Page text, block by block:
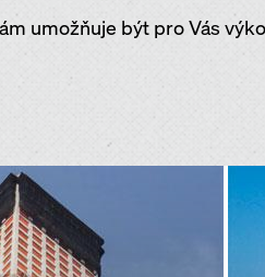
umožňuje být pro Vás